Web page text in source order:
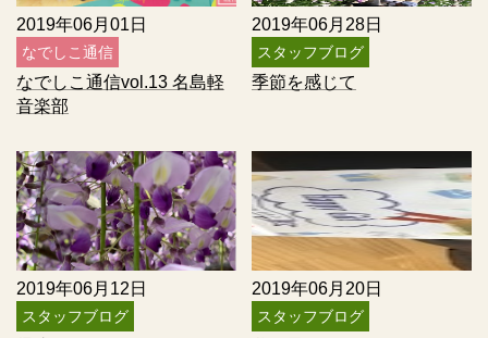
2019年06月01日
なでしこ通信
なでしこ通信vol.13 名島軽
音楽部
2019年06月28日
スタッフブログ
季節を感じて
2019年06月12日
スタッフブログ
2019年06月20日
スタッフブログ